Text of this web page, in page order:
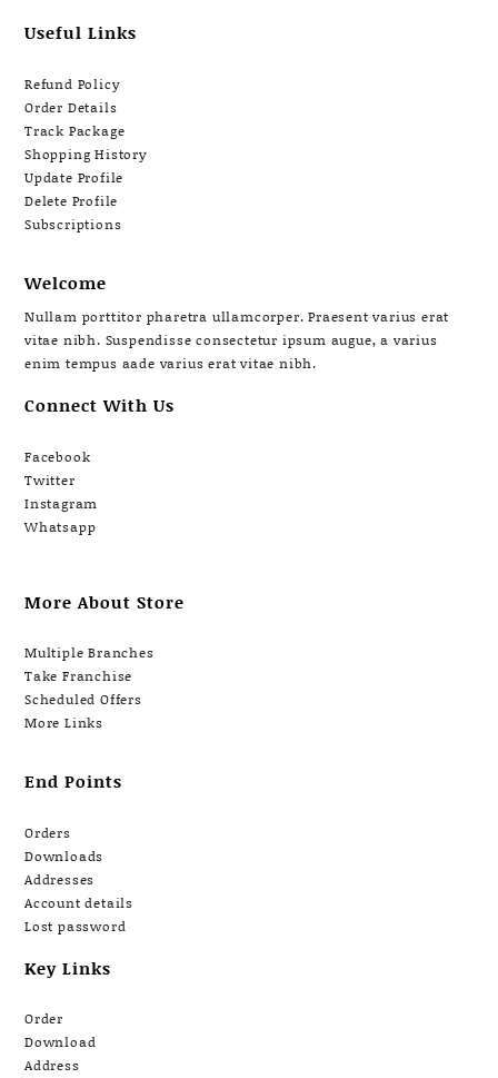
Useful Links
Refund Policy
Order Details
Track Package
Shopping History
Update Profile
Delete Profile
Subscriptions
Welcome
Nullam porttitor pharetra ullamcorper. Praesent varius erat
vitae nibh. Suspendisse consectetur ipsum augue, a varius
enim tempus aade varius erat vitae nibh.
Connect With Us
Facebook
Twitter
Instagram
Whatsapp
More About Store
Multiple Branches
Take Franchise
Scheduled Offers
More Links
End Points
Orders
Downloads
Addresses
Account details
Lost password
Key Links
Order
Download
Address